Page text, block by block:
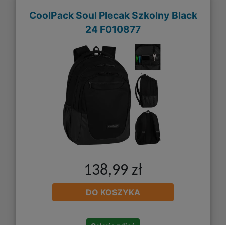
CoolPack Soul Plecak Szkolny Black
24 F010877
138,99 zł
DO KOSZYKA